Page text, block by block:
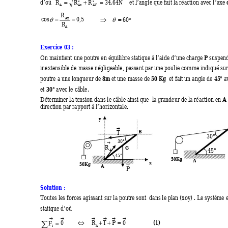
d’où N
R
R
R AY
Ax
A 64
.
34
=
+
=
   et l’angle que fait
la réaction avec l’axe
5
,
0
cos =
=
A
Ax
R
R
θ ⇒°
= 60
θ
Exercice 03 :
On maintient une poutre en équilibre statique à l’aide d’une charge P
inextensible de masse négligeable, passant par une poulie comme indiqué
poutre a une longueur de 8m et une masse de 50 Kg
  et fait un angle de
45°
et 30° avec le câble.
Déterminer la tension dans le câble ainsi que  la grandeur de la réaction en A
direction par rapport à l’horizontale.
y
  x
→
A
R
→
P
→
T
G
50Kg A
B
30°
45°
50Kg A
30°
45°
Solution :
Toutes les forces agissant sur la poutre sont  dans le plan (xoy) . Le système
statique d’où
∑ →
→
=
i
F0 (1)
⇔
→
→
→
→
=
+
+ 0
P
T
RA